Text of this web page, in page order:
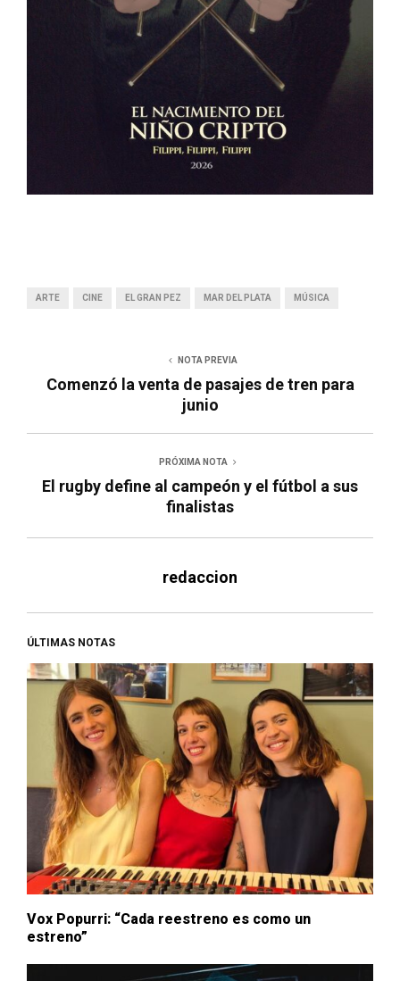
ARTE CINE EL GRAN PEZ MAR DEL PLATA MÚSICA
NOTA PREVIA
Comenzó la venta de pasajes de tren para
junio
PRÓXIMA NOTA
El rugby define al campeón y el fútbol a sus
finalistas
redaccion
ÚLTIMAS NOTAS
Vox Popurri: “Cada reestreno es como un
estreno”